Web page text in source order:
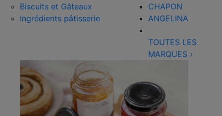
Biscuits et Gâteaux
Ingrédients pâtisserie
CHAPON
ANGELINA
TOUTES LES
MARQUES ›